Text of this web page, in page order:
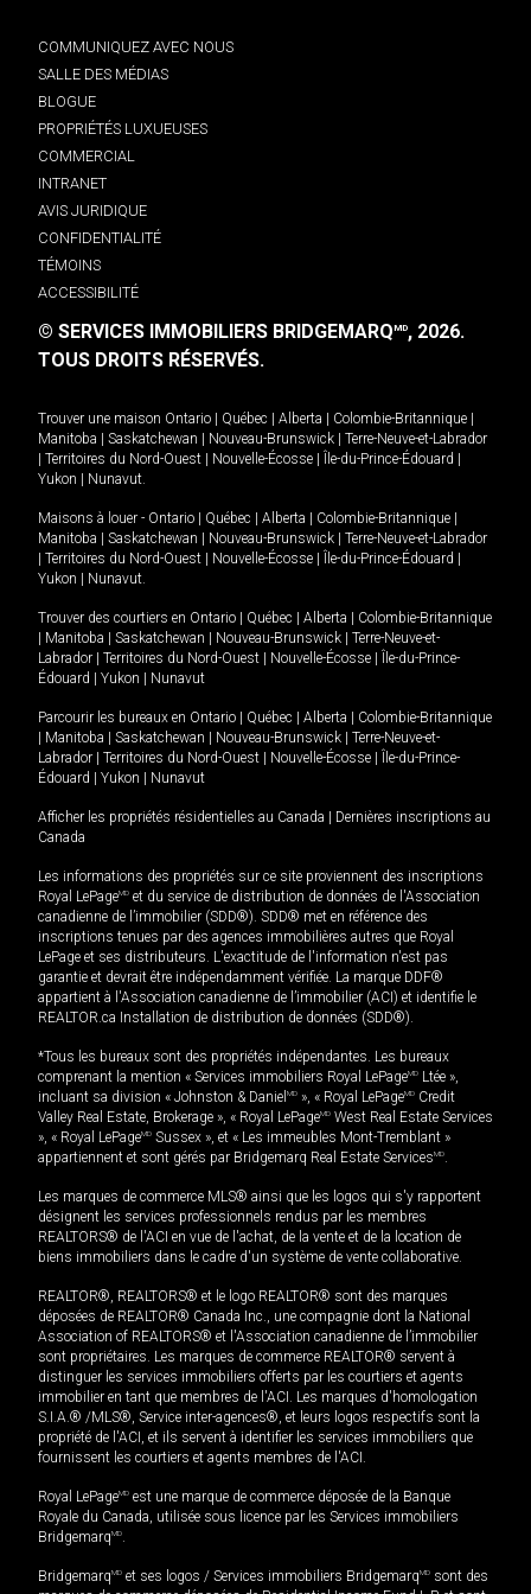
COMMUNIQUEZ AVEC NOUS
SALLE DES MÉDIAS
BLOGUE
PROPRIÉTÉS LUXUEUSES
COMMERCIAL
INTRANET
AVIS JURIDIQUE
CONFIDENTIALITÉ
TÉMOINS
ACCESSIBILITÉ
© SERVICES IMMOBILIERS BRIDGEMARQMD, 2026.
TOUS DROITS RÉSERVÉS.
Trouver une maison Ontario Québec Alberta Colombie-Britannique
Manitoba
Saskatchewan Nouveau-Brunswick
Terre-Neuve-et-Labrador
Territoires du Nord-Ouest Nouvelle-Écosse Île-du-Prince-Édouard
Yukon
Nunavut.
Maisons à louer - Ontario Québec Alberta Colombie-Britannique
Manitoba
Saskatchewan Nouveau-Brunswick
Terre-Neuve-et-Labrador
Territoires du Nord-Ouest Nouvelle-Écosse Île-du-Prince-Édouard
Yukon
Nunavut.
Trouver des courtiers en Ontario Québec Alberta
Colombie-Britannique
Manitoba Saskatchewan Nouveau-Brunswick
Terre-Neuve-et-
Labrador
Territoires du Nord-Ouest Nouvelle-Écosse
Île-du-Prince-
Édouard
Yukon Nunavut
Parcourir les bureaux en Ontario Québec Alberta
Colombie-Britannique
Manitoba Saskatchewan Nouveau-Brunswick
Terre-Neuve-et-
Labrador
Territoires du Nord-Ouest Nouvelle-Écosse
Île-du-Prince-
Édouard
Yukon Nunavut
Afficher les propriétés résidentielles au Canada
Dernières inscriptions au
Canada
Les informations des propriétés sur ce site proviennent des inscriptions
Royal LePageMD et du service de distribution de données de l'Association
canadienne de l’immobilier (SDD®). SDD® met en référence des
inscriptions tenues par des agences immobilières autres que Royal
LePage et ses distributeurs. L'exactitude de l'information n'est pas
garantie et devrait être indépendamment vérifiée. La marque DDF®
appartient à l'Association canadienne de l’immobilier (ACI) et identifie le
REALTOR.ca Installation de distribution de données (SDD®).
*Tous les bureaux sont des propriétés indépendantes. Les bureaux
comprenant la mention « Services immobiliers Royal LePageMD Ltée »,
incluant sa division « Johnston & Daniel MD », « Royal LePageMD Credit
Valley Real Estate, Brokerage », « Royal LePageMD West Real Estate Services
», « Royal LePageMD Sussex », et « Les immeubles Mont-Tremblant »
appartiennent et sont gérés par Bridgemarq Real Estate ServicesMD.
Les marques de commerce MLS® ainsi que les logos qui s'y rapportent
désignent les services professionnels rendus par les membres
REALTORS® de l'ACI en vue de l'achat, de la vente et de la location de
biens immobiliers dans le cadre d'un système de vente collaborative.
REALTOR®, REALTORS® et le logo REALTOR® sont des marques
déposées de REALTOR® Canada Inc., une compagnie dont la National
Association of REALTORS® et l'Association canadienne de l’immobilier
sont propriétaires. Les marques de commerce REALTOR® servent à
distinguer les services immobiliers offerts par les courtiers et agents
immobilier en tant que membres de l'ACI. Les marques d'homologation
S.I.A.® /MLS®, Service inter-agences®, et leurs logos respectifs sont la
propriété de l'ACI, et ils servent à identifier les services immobiliers que
fournissent les courtiers et agents membres de l'ACI.
Royal LePageMD est une marque de commerce déposée de la Banque
Royale du Canada, utilisée sous licence par les Services immobiliers
BridgemarqMD.
BridgemarqMD et ses logos / Services immobiliers BridgemarqMD sont des